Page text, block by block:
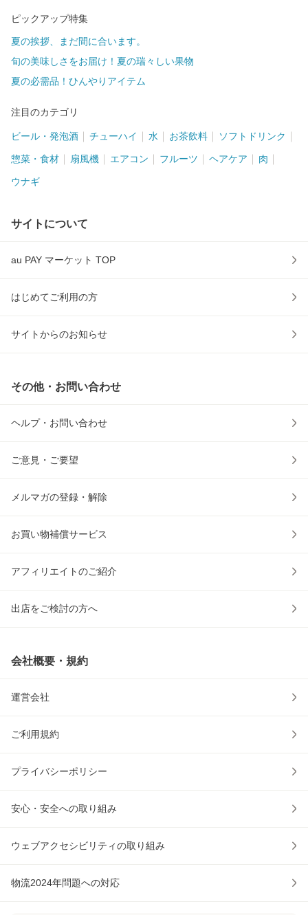
ピックアップ特集
夏の挨拶、まだ間に合います。
旬の美味しさをお届け！夏の瑞々しい果物
夏の必需品！ひんやりアイテム
注目のカテゴリ
ビール・発泡酒 チューハイ 水 お茶飲料 ソフトドリンク
惣菜・食材 扇風機 エアコン フルーツ ヘアケア 肉
ウナギ
サイトについて
au PAY マーケット TOP
はじめてご利用の方
サイトからのお知らせ
その他・お問い合わせ
ヘルプ・お問い合わせ
ご意見・ご要望
メルマガの登録・解除
お買い物補償サービス
アフィリエイトのご紹介
出店をご検討の方へ
会社概要・規約
運営会社
ご利用規約
プライバシーポリシー
安心・安全への取り組み
ウェブアクセシビリティの取り組み
物流2024年問題への対応